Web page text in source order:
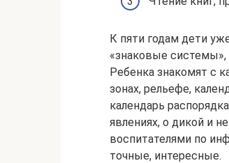
К пяти годам дети
«знаковые системы»,
Ребенка знакомят с
зонах, рельефе,
календарь
явлениях, о дикой и
воспитателями по
точные, интересные.